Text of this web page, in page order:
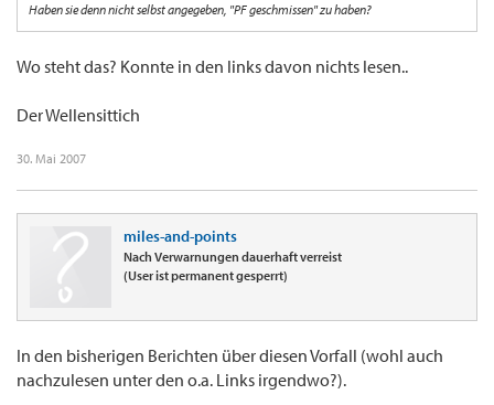
Haben sie denn nicht selbst angegeben, "PF geschmissen" zu haben?
Wo steht das? Konnte in den links davon nichts lesen..
Der Wellensittich
30. Mai 2007
miles-and-points
Nach Verwarnungen dauerhaft verreist
(User ist permanent gesperrt)
In den bisherigen Berichten über diesen Vorfall (wohl auch
nachzulesen unter den o.a. Links irgendwo?).